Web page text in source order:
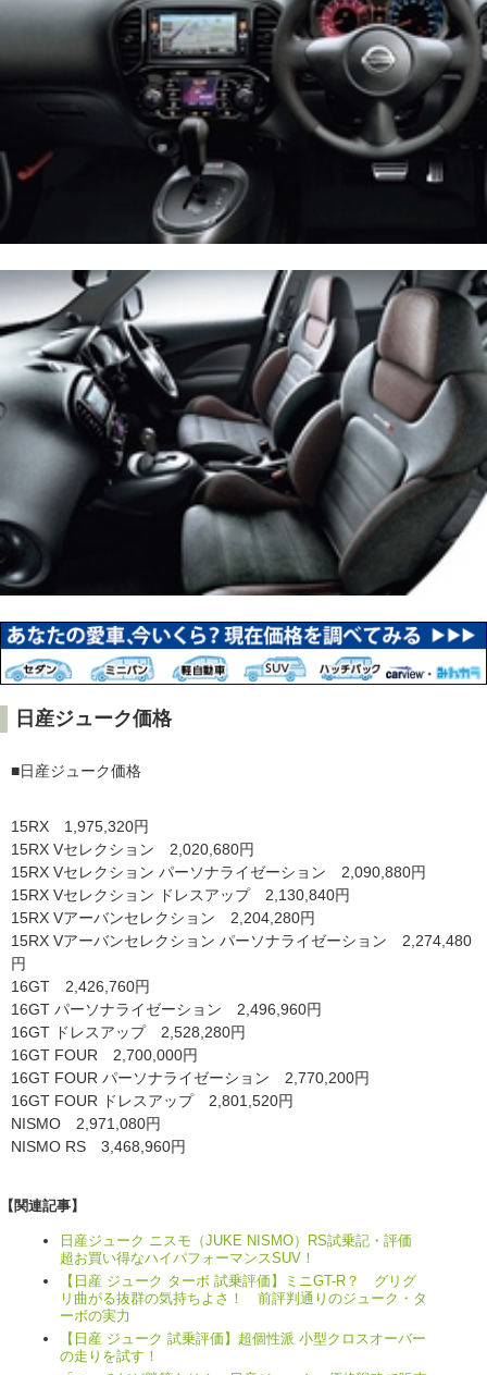
日産ジューク価格
■日産ジューク価格
15RX 1,975,320円
15RX Vセレクション 2,020,680円
15RX Vセレクション パーソナライゼーション 2,090,880円
15RX Vセレクション ドレスアップ 2,130,840円
15RX Vアーバンセレクション 2,204,280円
15RX Vアーバンセレクション パーソナライゼーション 2,274,480
円
16GT 2,426,760円
16GT パーソナライゼーション 2,496,960円
16GT ドレスアップ 2,528,280円
16GT FOUR 2,700,000円
16GT FOUR パーソナライゼーション 2,770,200円
16GT FOUR ドレスアップ 2,801,520円
NISMO 2,971,080円
NISMO RS 3,468,960円
【関連記事】
日産ジューク ニスモ（JUKE NISMO）RS試乗記・評価
超お買い得なハイパフォーマンスSUV！
【日産 ジューク ターボ 試乗評価】ミニGT-R？ グリグ
リ曲がる抜群の気持ちよさ！ 前評判通りのジューク・タ
ーボの実力
【日産 ジューク 試乗評価】超個性派 小型クロスオーバー
の走りを試す！